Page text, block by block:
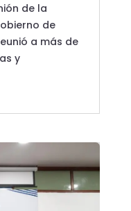
de la
de
a más de
y